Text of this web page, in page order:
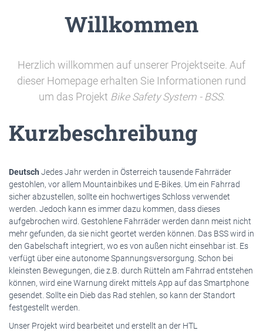
Willkommen
Herzlich willkommen auf unserer Projektseite. Auf
dieser Homepage erhalten Sie Informationen rund
um das Projekt Bike Safety System - BSS.
Kurzbeschreibung
Deutsch Jedes Jahr werden in Österreich tausende Fahrräder
gestohlen, vor allem Mountainbikes und E-Bikes. Um ein Fahrrad
sicher abzustellen, sollte ein hochwertiges Schloss verwendet
werden. Jedoch kann es immer dazu kommen, dass dieses
aufgebrochen wird. Gestohlene Fahrräder werden dann meist nicht
mehr gefunden, da sie nicht geortet werden können. Das BSS wird in
den Gabelschaft integriert, wo es von außen nicht einsehbar ist. Es
verfügt über eine autonome Spannungsversorgung. Schon bei
kleinsten Bewegungen, die z.B. durch Rütteln am Fahrrad entstehen
können, wird eine Warnung direkt mittels App auf das Smartphone
gesendet. Sollte ein Dieb das Rad stehlen, so kann der Standort
festgestellt werden.
Unser Projekt wird bearbeitet und erstellt an der HTL